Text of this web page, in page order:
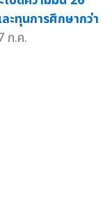
ะทุนการศึกษากว่า
ก.ค.